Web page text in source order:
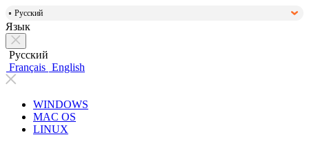
Русский
Язык
Русский
Français English
WINDOWS
MAC OS
LINUX